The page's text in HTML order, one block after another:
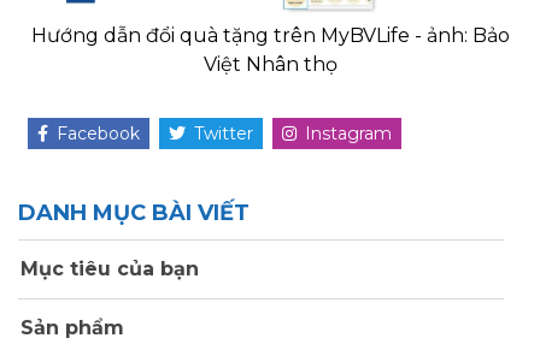
Hướng dẫn đổi quà tặng trên MyBVLife - ảnh: Bảo
Việt Nhân thọ
Facebook Twitter Instagram
DANH MỤC BÀI VIẾT
Mục tiêu của bạn
Sản phẩm